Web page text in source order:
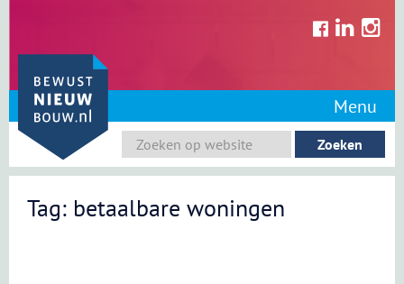
content
Menu
Tag: betaalbare woningen